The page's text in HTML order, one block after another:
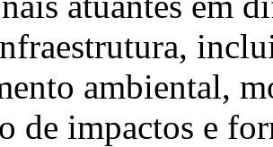
ambiental,
de impactos e